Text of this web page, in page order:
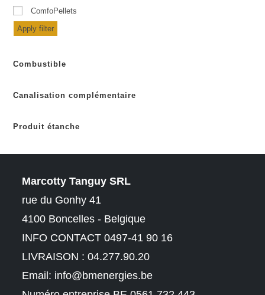
ComfoPellets
Apply filter
Combustible
Canalisation complémentaire
Produit étanche
Marcotty Tanguy SRL
rue du Gonhy 41
4100 Boncelles - Belgique
INFO CONTACT 0497-41 90 16
LIVRAISON : 04.277.90.20
Email: info@bmenergies.be